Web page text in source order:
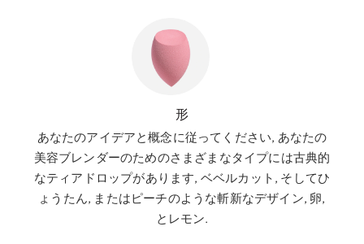
形
あなたのアイデアと概念に従ってください, あなたの
美容ブレンダーのためのさまざまなタイプには古典的
なティアドロップがあります, ベベルカット, そしてひ
ょうたん, またはピーチのような斬新なデザイン, 卵,
とレモン.